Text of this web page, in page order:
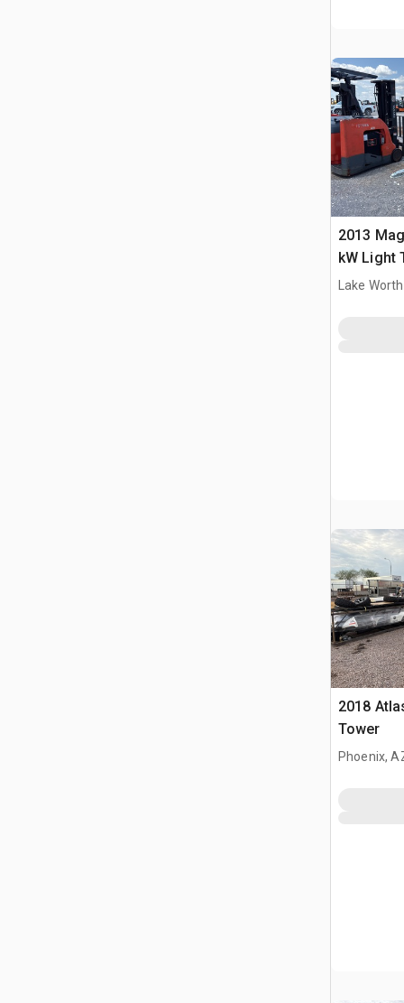
2013
kW Light
Lake
2018
Tower
Phoenix,